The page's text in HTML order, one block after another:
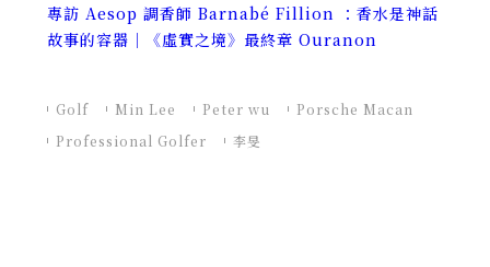
專訪 Aesop 調香師 Barnabé Fillion ：香水是神話
故事的容器｜《虛實之境》最終章 Ouranon
Golf Min Lee Peter wu
Porsche Macan
Professional Golfer
李旻